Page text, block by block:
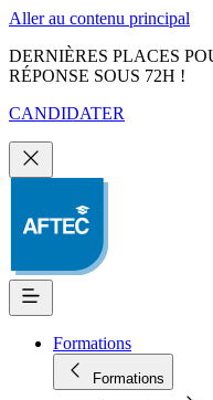
Aller au contenu principal
DERNIÈRES PLACES
RÉPONSE SOUS 72H !
CANDIDATER
Formations
Formations